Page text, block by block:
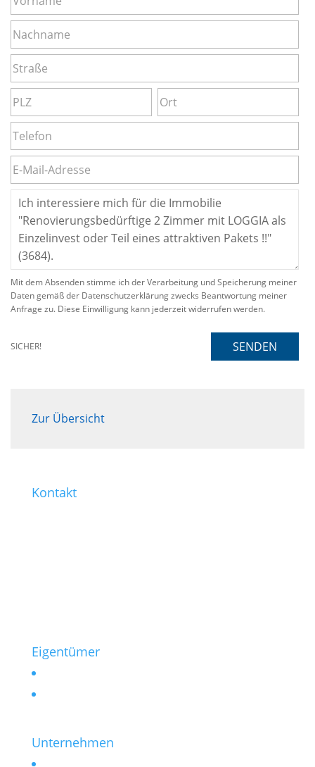
Mit dem Absenden stimme ich der Verarbeitung und Speicherung meiner
Daten gemäß der Datenschutzerklärung zwecks Beantwortung meiner
Anfrage zu. Diese Einwilligung kann jederzeit widerrufen werden.
SICHER! SENDEN
Zur Übersicht
Kontakt
Eigentümer
Unternehmen